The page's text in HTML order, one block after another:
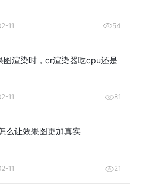
11 54
图渲染时，cr渲染器吃cpu还是
11 81
么让效果图更加真实
11 21